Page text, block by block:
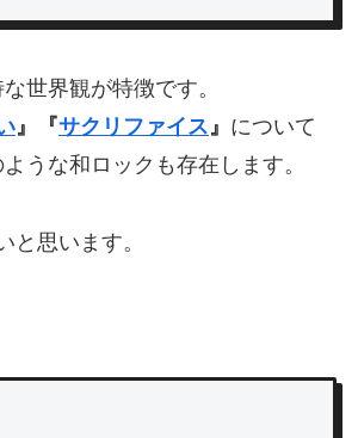
世界観が特徴です。
』『サクリファイス』 について
ような和ロックも存在します。
思います。